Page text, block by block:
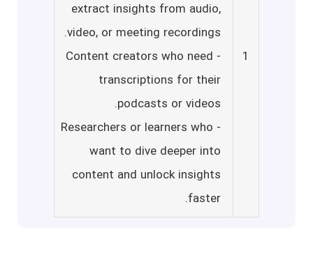
1
extract insights from audio,
video, or meeting recordings.
- Content creators who need
transcriptions for their
podcasts or videos.
- Researchers or learners who
want to dive deeper into
content and unlock insights
faster.